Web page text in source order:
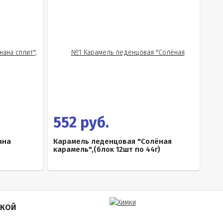
552 руб.
Карамель леденцовая "Солёная
карамель",(блок 12шт по 44г)